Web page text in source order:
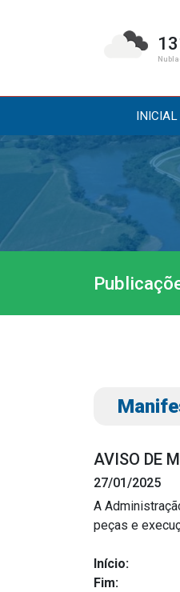
INICIAL
Institucional
A Prefeitura
Gabinete do Prefeito
História do Município
Portal da Transparência
AVISO DE
27/01/2025
A
peças e
Início:
Fim: